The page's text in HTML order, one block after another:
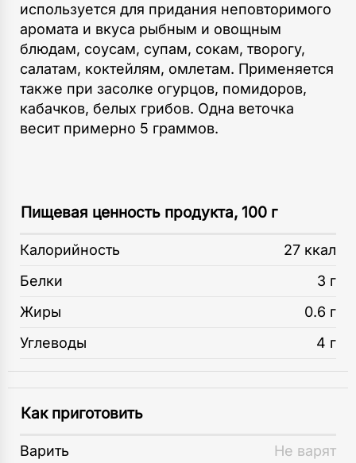
используется для придания неповторимого
аромата и вкуса рыбным и овощным
блюдам, соусам, супам, сокам, творогу,
салатам, коктейлям, омлетам. Применяется
также при засолке огурцов, помидоров,
кабачков, белых грибов. Одна веточка
весит примерно 5 граммов.
Пищевая ценность продукта, 100 г
Калорийность
27 ккал
Белки
3 г
Жиры
0.6 г
Углеводы
4 г
Как приготовить
Варить
Не варят